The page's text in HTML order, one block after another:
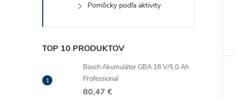
Pomôcky podľa aktivity
TOP 10 PRODUKTOV
Bosch Akumulátor GBA 18 V/5,0 Ah
Professional
80,47 €